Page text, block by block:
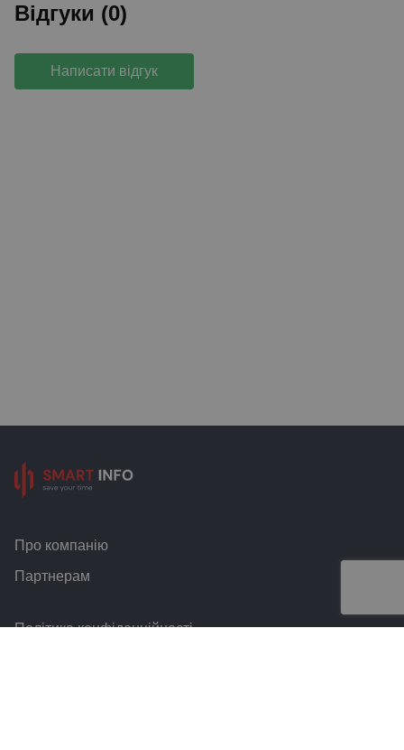
Відгуки (0)
Написати відгук
Про компанію
Партнерам
Політика конфіденційності